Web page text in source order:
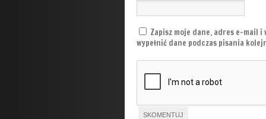
Zapisz moje dane, adres e-mail
wypełnić dane podczas pisania